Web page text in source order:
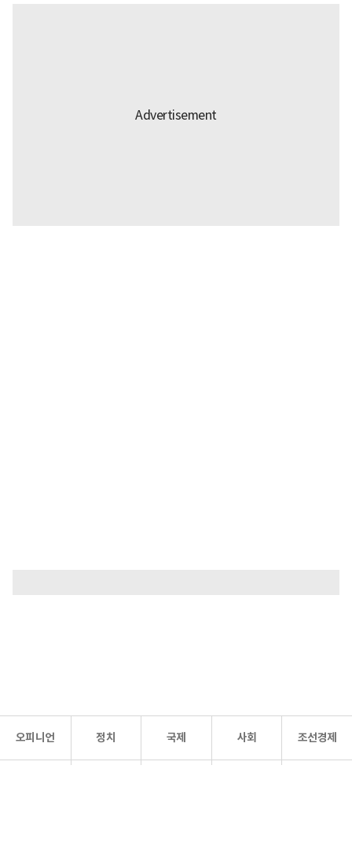
오피니언 정치 국제 사회 조선경제